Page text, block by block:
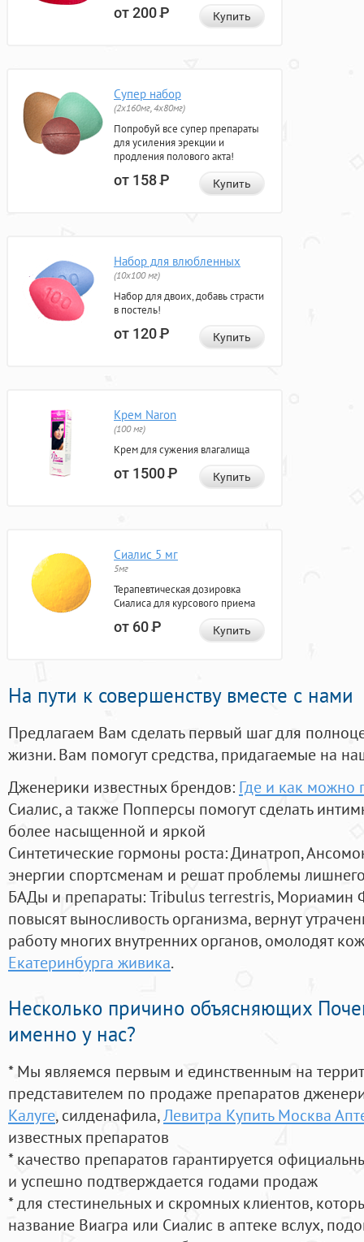
от 200Р Купить
Супер набор
(2х160мг, 4х80мг)
Попробуй все супер препараты
для усиления эрекции и
продления полового акта!
от 158Р Купить
Набор для влюбленных
(10х100 мг)
Набор для двоих, добавь страсти
в постель!
от 120Р Купить
Крем Naron
(100 мг)
Крем для сужения влагалища
от 1500Р Купить
Сиалис 5 мг
5мг
Терапевтическая дозировка
Сиалиса для курсового приема
от 60Р Купить
На пути к совершенству вместе с нами
Предлагаем Вам сделать первый шаг для
жизни. Вам помогут средства, придагаемые на
Дженерики известных брендов: Где и как можно
Сиалис, а также Попперсы помогут сделать
более насыщенной и яркой
Синтетические гормоны роста: Динатроп,
энергии спортсменам и решат проблемы
БАДы и препараты:Tribulus terrestris, Мориамин
повысят выносливость организма, вернут
работу многих внутренних органов, омолодят
Екатеринбурга живика.
Несколько причино объясняющих
именно у нас?
* Мы являемся первым и единственным на
представителем по продаже препаратов
Калуге, силденафила,Левитра Купить Москва
известных препаратов
* качество препаратов гарантируется
и успешно подтверждается годами продаж
* для стестинельных и скромных клиентов,
название Виагра или Сиалис в аптеке вслух,